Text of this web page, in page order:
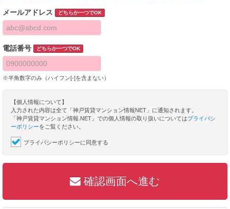
メールアドレス どちらか一つでOK
電話番号 どちらか一つでOK
※半角数字のみ（ハイフン[-]を含まない）
【個人情報について】
入力された内容は全て「神戸賃貸マンション情報NET」に通知されます。
「神戸賃貸マンション情報.NET」での個人情報の取り扱いについてはプライバシ
ーポリシーをご覧ください。
プライバシーポリシーに同意する
確認画面へ進む